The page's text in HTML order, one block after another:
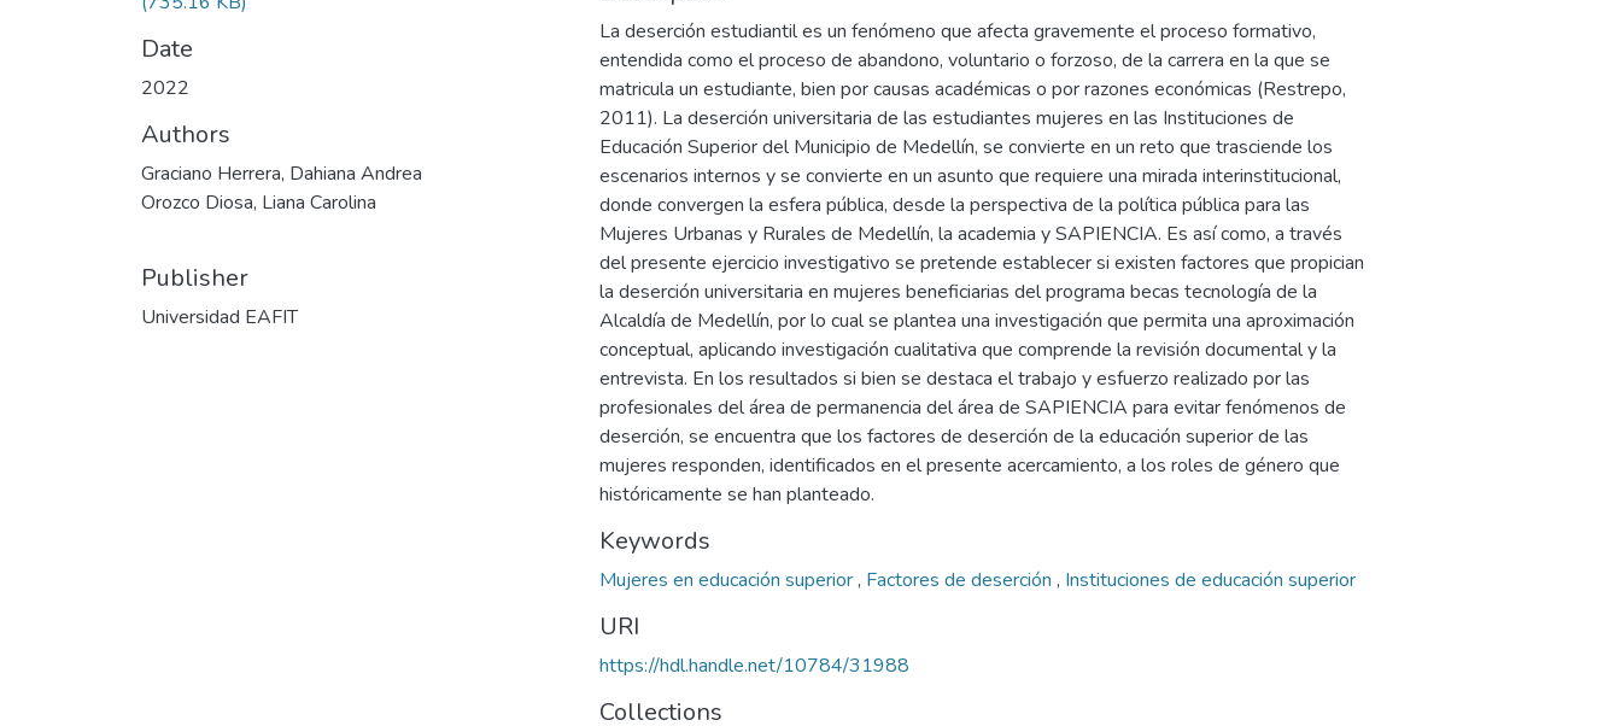
Date
2022
Authors
Graciano Herrera, Dahiana Andrea
Orozco Diosa, Liana Carolina
Publisher
Universidad EAFIT
La deserción estudiantil es un fenómeno que afecta gravemente el proceso formativo,
entendida como el proceso de abandono, voluntario o forzoso, de la carrera en la que se
matricula un estudiante, bien por causas académicas o por razones económicas (Restrepo,
2011). La deserción universitaria de las estudiantes mujeres en las Instituciones de
Educación Superior del Municipio de Medellín, se convierte en un reto que trasciende los
escenarios internos y se convierte en un asunto que requiere una mirada interinstitucional,
donde convergen la esfera pública, desde la perspectiva de la política pública para las
Mujeres Urbanas y Rurales de Medellín, la academia y SAPIENCIA. Es así como, a través
del presente ejercicio investigativo se pretende establecer si existen factores que propician
la deserción universitaria en mujeres beneficiarias del programa becas tecnología de la
Alcaldía de Medellín, por lo cual se plantea una investigación que permita una aproximación
conceptual, aplicando investigación cualitativa que comprende la revisión documental y la
entrevista. En los resultados si bien se destaca el trabajo y esfuerzo realizado por las
profesionales del área de permanencia del área de SAPIENCIA para evitar fenómenos de
deserción, se encuentra que los factores de deserción de la educación superior de las
mujeres responden, identificados en el presente acercamiento, a los roles de género que
históricamente se han planteado.
Keywords
Mujeres en educación superior, Factores de deserción , Instituciones de educación superior
URI
https://hdl.handle.net/10784/31988
Collections